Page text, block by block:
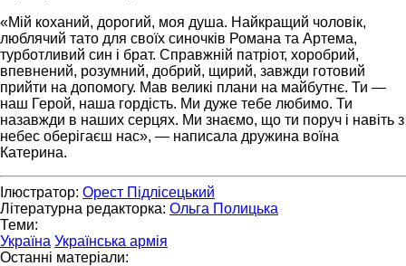
«Мій коханий, дорогий, моя душа. Найкращий чоловік,
люблячий тато для своїх синочків Романа та Артема,
турботливий син і брат. Справжній патріот, хоробрий,
впевнений, розумний, добрий, щирий, завжди готовий
прийти на допомогу. Мав великі плани на майбутнє. Ти —
наш Герой, наша гордість. Ми дуже тебе любимо. Ти
назавжди в наших серцях. Ми знаємо, що ти поруч і навіть з
небес оберігаєш нас», — написала дружина воїна
Катерина.
Ілюстратор: Орест Підлісецький
Літературна редакторка: Ольга Полицька
Теми:
Україна Українська армія
Останні матеріали: